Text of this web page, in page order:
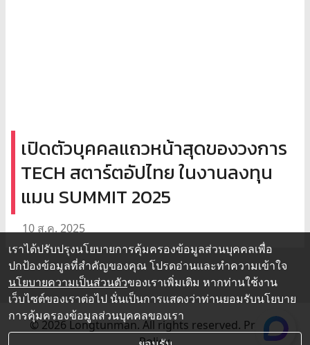
เปิดตัวบุคคลแถวหน้าสุดของวงการ
TECH สตาร์ตอัปไทย ในงานลงทุน
แมน SUMMIT 2025
10 ส.ค. 2025
© 2026 Longtunman. All rights reserved. Privacy
Policy.
เราได้ปรับปรุงนโยบายการคุ้มครองข้อมูลส่วนบุคคลเพื่อ
ปกป้องข้อมูลที่สำคัญของคุณ โปรดอ่านและทำความเข้าใจ
นโยบายความเป็นส่วนตัวของเราเพิ่มเติม หากท่านใช้งาน
เว็บไซต์ของเราต่อไป นั่นเป็นการแสดงว่าท่านยอมรับนโยบาย
การคุ้มครองข้อมูลส่วนบุคคลของเรา